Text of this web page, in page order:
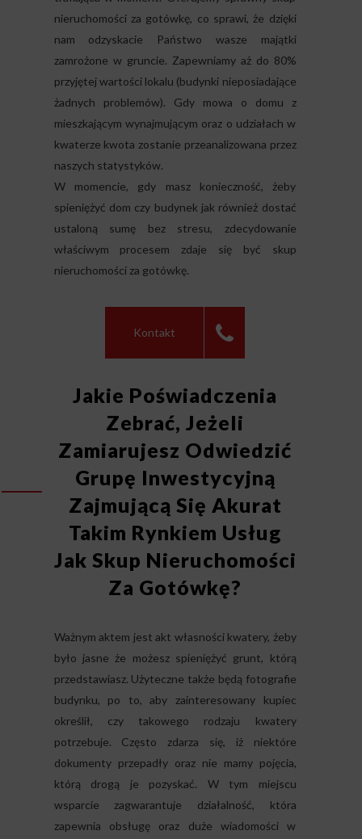
nieruchomości za gotówkę, co sprawi, że dzięki
nam odzyskacie Państwo wasze majątki
zamrożone w gruncie. Zapewniamy aż do 80%
przyjętej wartości lokalu (budynki nieposiadające
żadnych problemów). Gdy mowa o domu z
mieszkającym wynajmującym oraz o udziałach w
kwaterze kwota zostanie przeanalizowana przez
naszych statystyków.
W momencie, gdy masz konieczność, żeby
spieniężyć dom czy budynek jak również dostać
ustaloną sumę bez stresu, zdecydowanie
właściwym procesem zdaje się być skup
nieruchomości za gotówkę.
Kontakt
Jakie Poświadczenia
Zebrać, Jeżeli
Zamiarujesz Odwiedzić
Grupę Inwestycyjną
Zajmującą Się Akurat
Takim Rynkiem Usług
Jak Skup Nieruchomości
Za Gotówkę?
Ważnym aktem jest akt własności kwatery, żeby
było jasne że możesz spieniężyć grunt, którą
przedstawiasz. Użyteczne także będą fotografie
budynku, po to, aby zainteresowany kupiec
określił, czy takowego rodzaju kwatery
potrzebuje. Często zdarza się, iż niektóre
dokumenty przepadły oraz nie mamy pojęcia,
którą drogą je pozyskać. W tym miejscu
wsparcie zagwarantuje działalność, która
zapewnia obsługę oraz duże wiadomości w